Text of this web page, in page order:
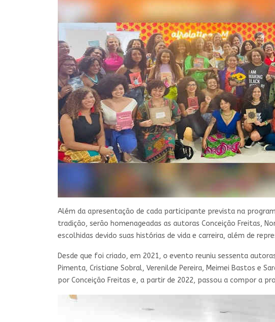
Além da apresentação de cada participante prevista na
tradição, serão homenageadas as autoras Conceição Freitas,
escolhidas devido suas histórias de vida e carreira, além de
Desde que foi criado, em 2021, o evento reuniu sessenta
Pimenta, Cristiane Sobral, Verenilde Pereira, Meimei Bastos e
por Conceição Freitas e, a partir de 2022, passou a compor a